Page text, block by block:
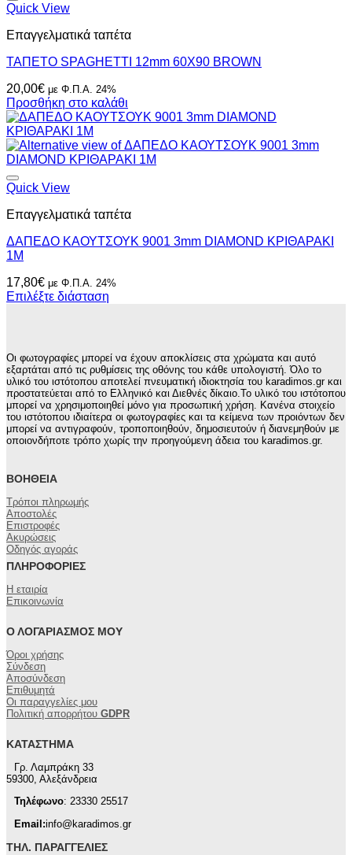
Quick View
Επαγγελματικά ταπέτα
ΤΑΠΕΤΟ SPAGHETTI 12mm 60X90 BROWN
20,00€ με Φ.Π.Α. 24%
Προσθήκη στο καλάθι
Quick View
Επαγγελματικά ταπέτα
ΔΑΠΕΔΟ ΚΑΟΥΤΣΟΥΚ 9001 3mm DIAMOND ΚΡΙΘΑΡΑΚΙ
1Μ
17,80€ με Φ.Π.Α. 24%
Επιλέξτε διάσταση
Οι φωτογραφίες μπορεί να έχουν αποκλίσεις στα χρώματα και αυτό
εξαρτάται από τις ρυθμίσεις της οθόνης του κάθε υπολογιστή. Όλο το
υλικό του ιστότοπου αποτελεί πνευματική ιδιοκτησία του karadimos.gr και
προστατεύεται από το Ελληνικό και Διεθνές δίκαιο.Το υλικό του ιστότοπου
μπορεί να χρησιμοποιηθεί μόνο για προσωπική χρήση. Κανένα στοιχείο
του ιστότοπου ιδιαίτερα οι φωτογραφίες και τα κείμενα των προιόντων δεν
μπορεί να αντιγραφούν, τροποποιηθούν, δημοσιευτούν ή διανεμηθούν με
οποιονδήποτε τρόπο χωρίς την προηγούμενη άδεια του karadimos.gr.
ΒΟΉΘΕΙΑ
Τρόποι πληρωμής
Αποστολές
Επιστροφές
Ακυρώσεις
Οδηγός αγοράς
ΠΛΗΡΟΦΟΡΊΕΣ
Η εταιρία
Επικοινωνία
Ο ΛΟΓΑΡΙΑΣΜΌΣ ΜΟΥ
Όροι χρήσης
Σύνδεση
Αποσύνδεση
Επιθυμητά
Οι παραγγελίες μου
Πολιτική απορρήτου GDPR
ΚΑΤΆΣΤΗΜΑ
Γρ. Λαμπράκη 33
59300, Αλεξάνδρεια
Τηλέφωνο: 23330 25517
Email:info@karadimos.gr
ΤΗΛ. ΠΑΡΑΓΓΕΛΊΕΣ